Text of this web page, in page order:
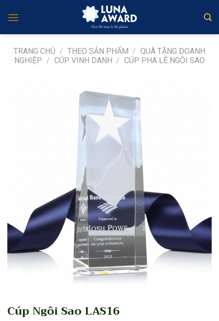
TRANG CHỦ / THEO SẢN PHẨM / QUÀ TẶNG DOANH
NGHIỆP / CÚP VINH DANH / CÚP PHA LÊ NGÔI SAO
Cúp Ngôi Sao LAS16